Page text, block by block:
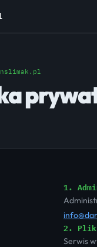
1.
2.
Serwis